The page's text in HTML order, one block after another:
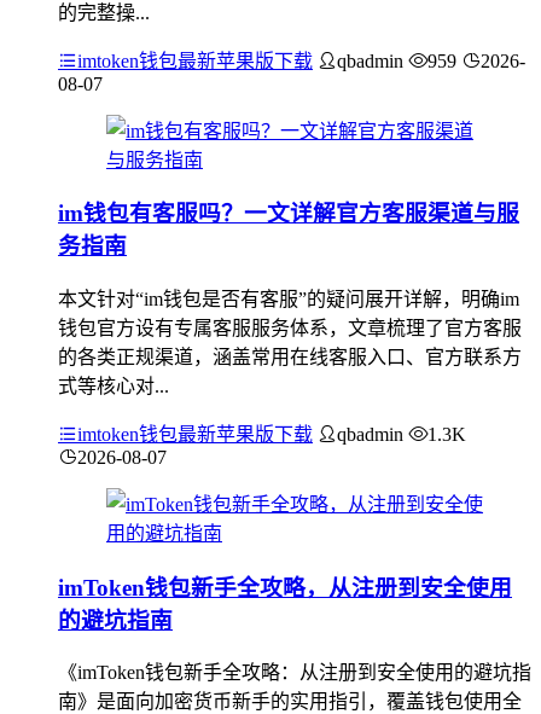
的完整操...
imtoken钱包最新苹果版下载 qbadmin 959
2026-
08-07
im钱包有客服吗？一文详解官方客服渠道与服
务指南
本文针对“im钱包是否有客服”的疑问展开详解，明确im
钱包官方设有专属客服服务体系，文章梳理了官方客服
的各类正规渠道，涵盖常用在线客服入口、官方联系方
式等核心对...
imtoken钱包最新苹果版下载 qbadmin
1.3K
2026-08-07
imToken钱包新手全攻略，从注册到安全使用
的避坑指南
《imToken钱包新手全攻略：从注册到安全使用的避坑指
南》是面向加密货币新手的实用指引，覆盖钱包使用全